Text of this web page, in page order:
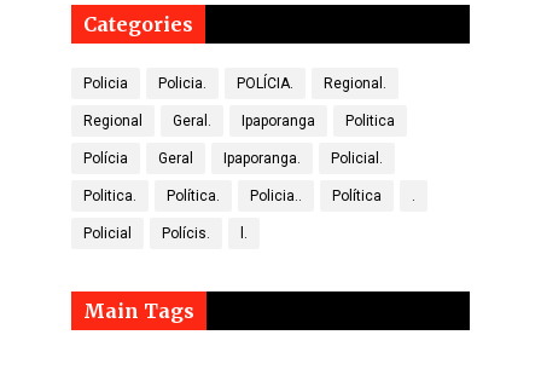
Categories
Policia Policia. POLÍCIA. Regional.
Regional Geral. Ipaporanga Politica
Polícia Geral Ipaporanga. Policial.
Politica. Política. Policia.. Política .
Policial Polícis. l.
Main Tags